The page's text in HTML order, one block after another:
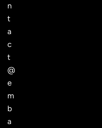
n
t
a
c
t
@
e
m
b
a